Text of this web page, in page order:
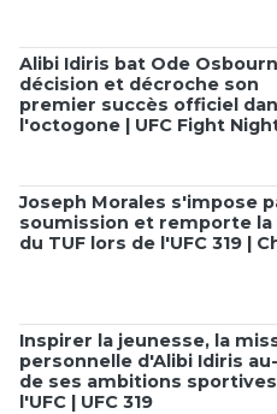
Alibi Idiris bat Ode
décision et décroche son
premier succès officiel
l'octogone | UFC Fight
Joseph Morales s'impose
soumission et remporte la
du TUF lors de l'UFC 319 |
Inspirer la jeunesse, la
personnelle d'Alibi Idiris
de ses ambitions
l'UFC | UFC 319